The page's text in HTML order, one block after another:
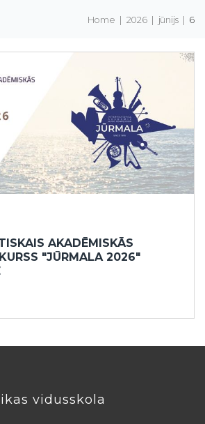
Home | 2026 | jūnijs | 6
AKADĒMISKĀS
"JŪRMALA 2026"
vidusskola